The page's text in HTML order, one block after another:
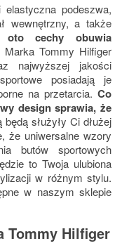
podeszwa,
wewnętrzny, a także
oto cechy obuwia
Marka Tommy Hilfiger
najwyższej jakości
posiadają je
na przetarcia. Co
design sprawia, że
służyły Ci dłużej
że uniwersalne wzory
butów sportowych
to Twoja ulubiona
w różnym stylu.
w naszym sklepie
Tommy Hilfiger